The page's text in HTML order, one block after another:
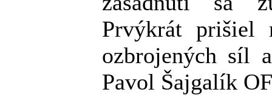
Prvýkrát prišiel
ozbrojených síl
Pavol Šajgalík